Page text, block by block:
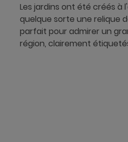
Les jardins ont été créés à
quelque sorte une relique
parfait pour admirer un
région, clairement